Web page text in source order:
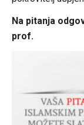
Na pitanja
prof.